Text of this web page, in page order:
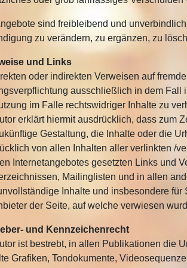
sind freibleibend und
zu verändern, zu ergänzen, zu
und Links
oder indirekten Verweisen auf
ausschließlich in dem Fall
im Falle rechtswidriger Inhalte zu
erklärt hiermit ausdrücklich, dass zum
Gestaltung, die Inhalte oder die
von allen Inhalten aller verlinkten /
Internetangebotes gesetzten Links und
Mailinglisten und in allen
Inhalte und insbesondere
der Seite, auf welche verwiesen
und Kennzeichenrecht
ist bestrebt, in allen Publikationen die
Grafiken, Tondokumente,